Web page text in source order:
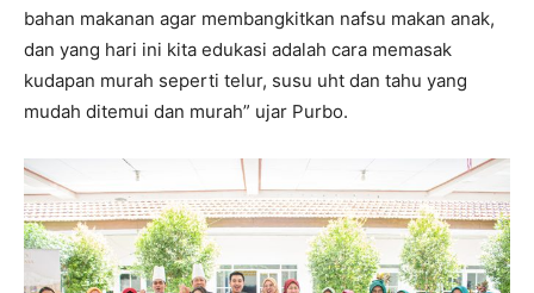
bahan makanan agar membangkitkan nafsu makan anak,
dan yang hari ini kita edukasi adalah cara memasak
kudapan murah seperti telur, susu uht dan tahu yang
mudah ditemui dan murah” ujar Purbo.